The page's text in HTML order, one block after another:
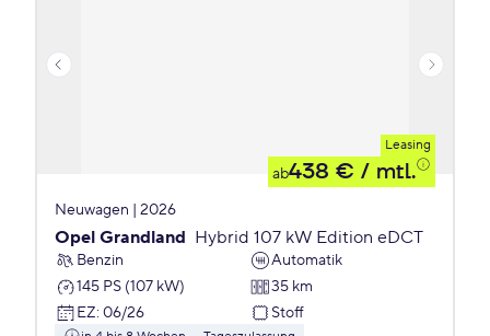
Leasing
ab438 € / mtl.
Neuwagen | 2026
Opel Grandland Hybrid 107 kW Edition eDCT
Benzin
Automatik
145 PS (107 kW)
35 km
EZ: 06/26 Stoff